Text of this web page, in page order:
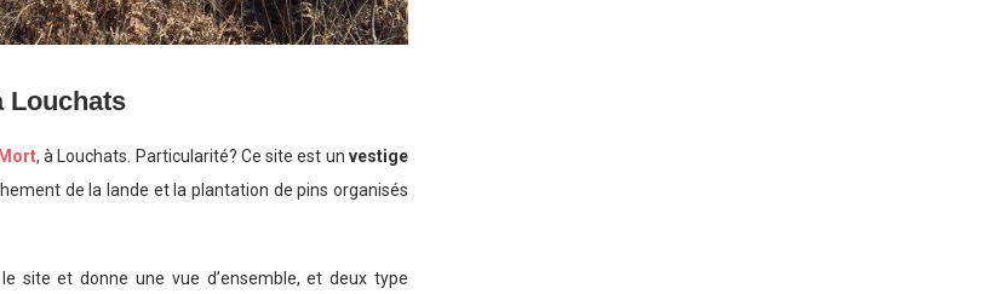
Louchats
, à Louchats. Particularité? Ce site est un vestige
de la lande et la plantation de pins organisés
site et donne une vue d’ensemble, et deux type